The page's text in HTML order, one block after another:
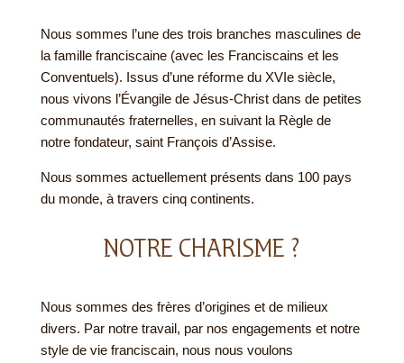
Nous sommes l’une des trois branches masculines de
la famille franciscaine (avec les Franciscains et les
Conventuels). Issus d’une réforme du XVIe siècle,
nous vivons l’Évangile de Jésus-Christ dans de petites
communautés fraternelles, en suivant la Règle de
notre fondateur, saint François d’Assise.
Nous sommes actuellement présents dans 100 pays
du monde, à travers cinq continents.
NOTRE CHARISME ?
Nous sommes des frères d’origines et de milieux
divers. Par notre travail, par nos engagements et notre
style de vie franciscain, nous nous voulons